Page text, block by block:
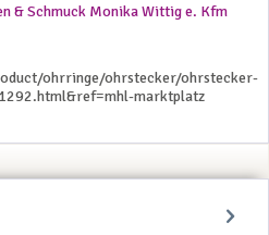
& Schmuck Monika Wittig e. Kfm
ohrringe/ohrstecker/ohrstecker-
marktplatz